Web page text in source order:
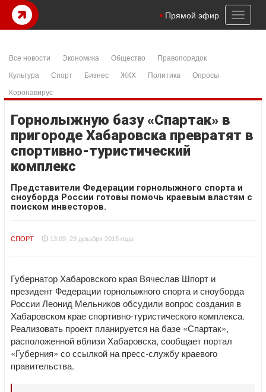
Toggle
Прямой эфир
Все новости Экономика Общество
Правопорядок
Культура
Спорт Бизнес ЖКХ Политика
Опросы
Коронавирус
Горнолыжную базу «Спартак» в
пригороде Хабаровска превратят в
спортивно-туристический
комплекс
Представители Федерации горнолыжного спорта и
сноуборда России готовы помочь краевым властям с
поиском инвесторов.
СПОРТ 13:09, 23 декабря 2015 года
Губернатор Хабаровского края Вячеслав Шпорт и
президент Федерации горнолыжного спорта и сноуборда
России Леонид Мельников обсудили вопрос создания в
Хабаровском крае спортивно-туристического комплекса.
Реализовать проект планируется на базе «Спартак»,
расположенной вблизи Хабаровска, сообщает портал
«Губерния» со ссылкой на пресс-службу краевого
правительства.